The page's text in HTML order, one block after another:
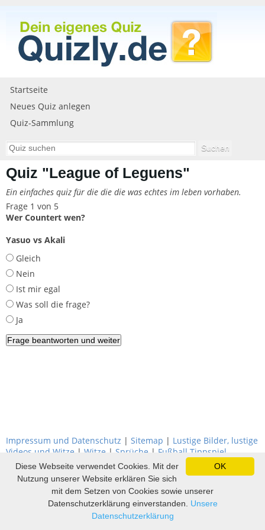
Startseite
Neues Quiz anlegen
Quiz-Sammlung
Quiz "League of Leguens"
Ein einfaches quiz für die die die was echtes im leben vorhaben.
Frage 1 von 5
Wer Countert wen?
Yasuo vs Akali
Gleich
Nein
Ist mir egal
Was soll die frage?
Ja
Impressum und Datenschutz | Sitemap | Lustige Bilder, lustige
Videos und Witze | Witze | Sprüche | Fußball Tippspiel
OK
Diese Webseite verwendet Cookies. Mit der
Nutzung unserer Website erklären Sie sich
mit dem Setzen von Cookies sowie unserer
Datenschutzerklärung einverstanden. Unsere
Datenschutzerklärung